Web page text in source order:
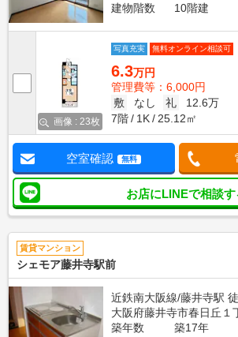
建物階数
10階建
画像 : 23枚
写真充実 無料オンライン相談可
6.3万円
管理費等：6,000円
敷
なし 礼
12.6万
7階
1K 25.12㎡
空室確認 無料
お店にLINEで相談す
賃貸マンション
シェモア藤井寺駅前
近鉄南大阪線/藤井寺駅
大阪府藤井寺市春日丘１
築年数
築17年